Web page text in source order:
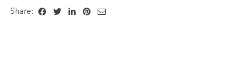
Share: